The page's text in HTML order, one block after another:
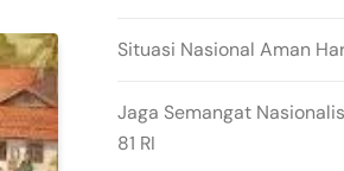
Situasi Nasional Aman
Jaga Semangat
81 RI